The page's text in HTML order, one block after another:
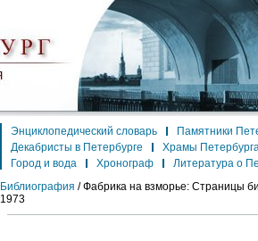
Энциклопедический словарь Памятники
Декабристы в Петербурге
Храмы
Город и вода
Хронограф Литература о
Библиография / Фабрика на взморье: Страницы
1973